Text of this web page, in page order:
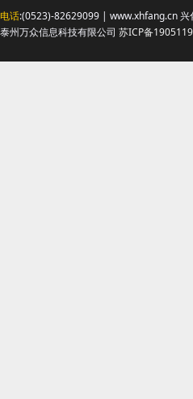
电话:(0523)-82629099 | www.xhfang.cn 兴
泰州万众信息科技有限公司 苏ICP备